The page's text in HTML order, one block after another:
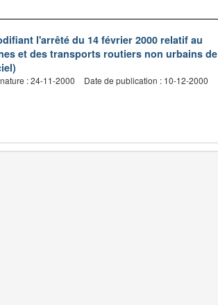
l'arrêté du 14 février 2000 relatif au
et des transports routiers non urbains de
: 24-11-2000 Date de publication : 10-12-2000